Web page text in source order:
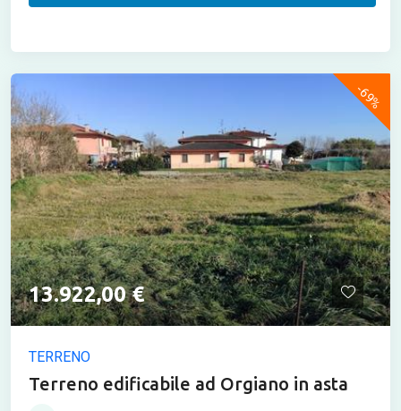
-69%
13.922,00 €
TERRENO
Terreno edificabile ad Orgiano in asta